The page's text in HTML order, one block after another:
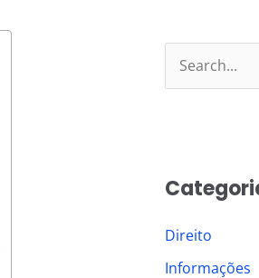
c
f
o
Direito
Informações